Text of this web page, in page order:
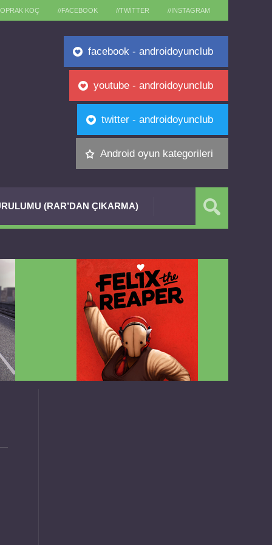
KOÇ //FACEBOOK //TWITTER //INSTAGRAM
facebook - androidoyunclub
youtube - androidoyunclub
twitter - androidoyunclub
Android oyun kategorileri
(RAR’DAN ÇIKARMA)